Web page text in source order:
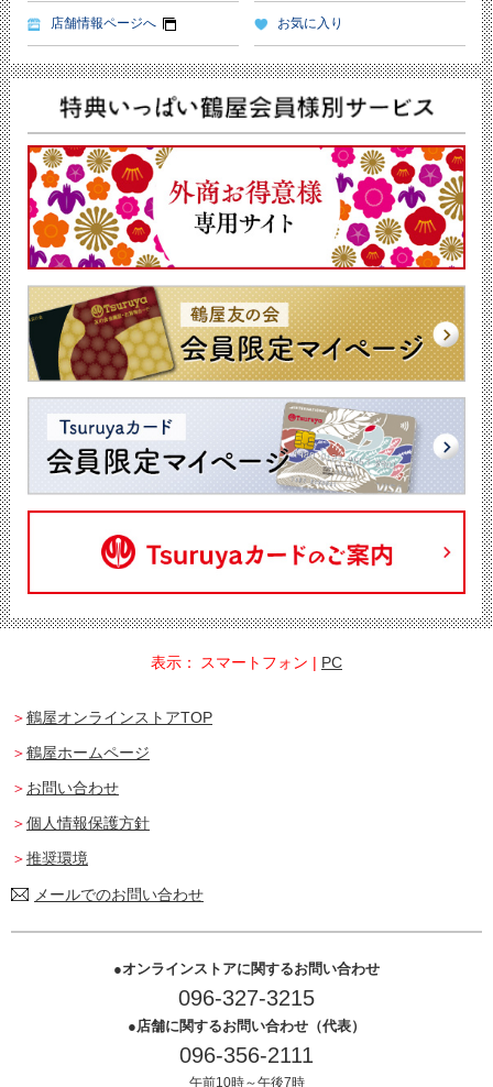
店舗情報ページへ お気に入り
表示： スマートフォン | PC
鶴屋オンラインストアTOP
鶴屋ホームページ
お問い合わせ
個人情報保護方針
推奨環境
メールでのお問い合わせ
オンラインストアに関するお問い合わせ
096-327-3215
店舗に関するお問い合わせ（代表）
096-356-2111
午前10時～午後7時